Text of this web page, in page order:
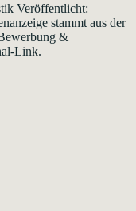
Veröffentlicht:
stammt aus der
&
Link.